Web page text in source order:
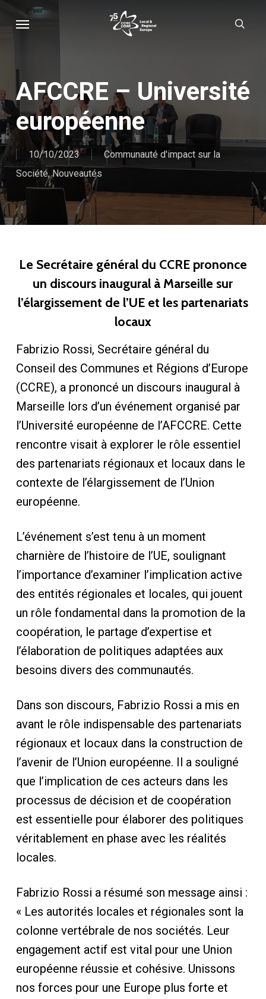
Menu
AFCCRE – Université
européenne
10/10/2023
Communauté d'impact sur la
Société,Nouveautés
Le Secrétaire général du CCRE prononce
un discours inaugural à Marseille sur
l’élargissement de l’UE et les partenariats
locaux
Fabrizio Rossi, Secrétaire général du
Conseil des Communes et Régions d’Europe
(CCRE), a prononcé un discours inaugural à
Marseille lors d’un événement organisé par
l’Université européenne de l’AFCCRE. Cette
rencontre visait à explorer le rôle essentiel
des partenariats régionaux et locaux dans le
contexte de l’élargissement de l’Union
européenne.
L’événement s’est tenu à un moment
charnière de l’histoire de l’UE, soulignant
l’importance d’examiner l’implication active
des entités régionales et locales, qui jouent
un rôle fondamental dans la promotion de la
coopération, le partage d’expertise et
l’élaboration de politiques adaptées aux
besoins divers des communautés.
Dans son discours, Fabrizio Rossi a mis en
avant le rôle indispensable des partenariats
régionaux et locaux dans la construction de
l’avenir de l’Union européenne. Il a souligné
que l’implication de ces acteurs dans les
processus de décision et de coopération
est essentielle pour élaborer des politiques
véritablement en phase avec les réalités
locales.
Fabrizio Rossi a résumé son message ainsi :
« Les autorités locales et régionales sont la
colonne vertébrale de nos sociétés. Leur
engagement actif est vital pour une Union
européenne réussie et cohésive. Unissons
nos forces pour une Europe plus forte et